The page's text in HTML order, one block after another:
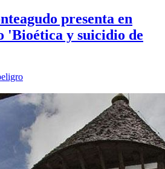
presenta en
'Bioética y suicidio de